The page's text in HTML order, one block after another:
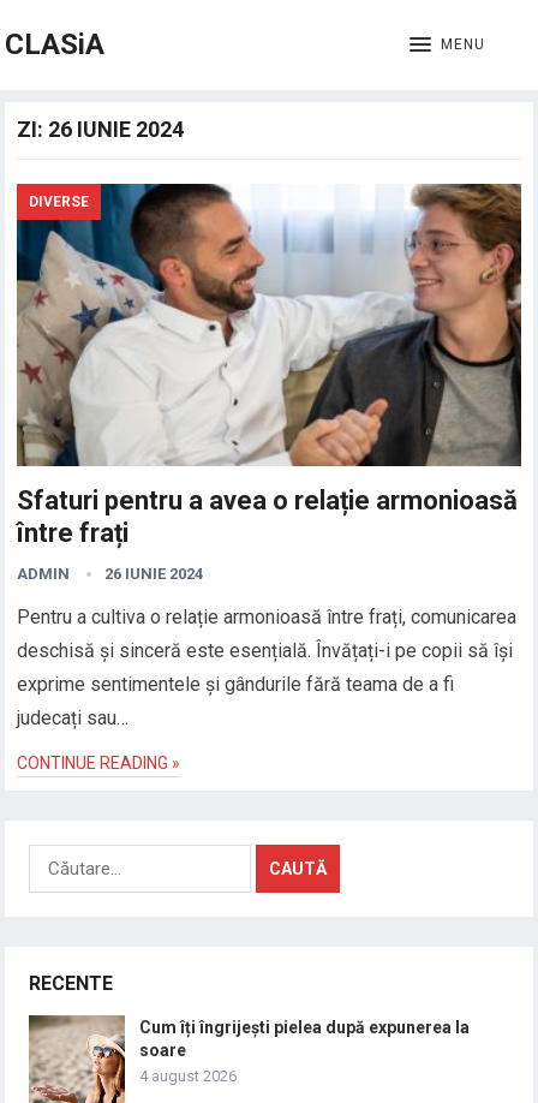
CLASiA MENU
ZI: 26 IUNIE 2024
DIVERSE
Sfaturi pentru a avea o relație armonioasă
între frați
ADMIN 26 IUNIE 2024
Pentru a cultiva o relație armonioasă între frați, comunicarea
deschisă și sinceră este esențială. Învățați-i pe copii să își
exprime sentimentele și gândurile fără teama de a fi
judecați sau…
CONTINUE READING »
Caută
după:
RECENTE
Cum îți îngrijești pielea după expunerea la
soare
4 august 2026